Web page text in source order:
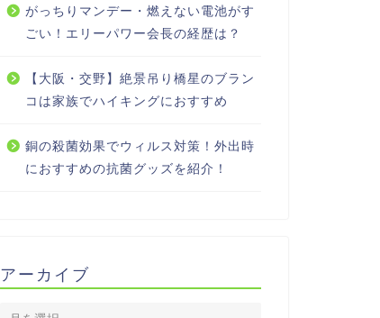
がっちりマンデー・燃えない電池がす
ごい！エリーパワー会長の経歴は？
【大阪・交野】絶景吊り橋星のブラン
コは家族でハイキングにおすすめ
銅の殺菌効果でウィルス対策！外出時
におすすめの抗菌グッズを紹介！
アーカイブ